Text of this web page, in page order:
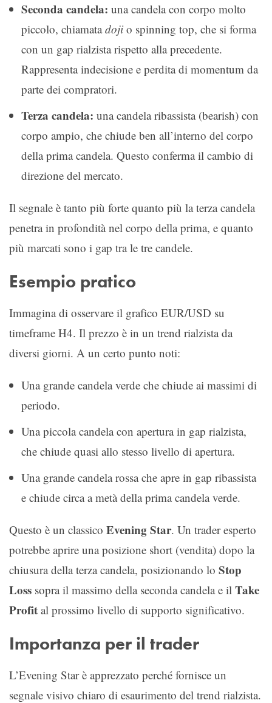
Seconda candela: una candela con corpo molto
piccolo, chiamatadoji o spinning top, che si forma
con un gap rialzista rispetto alla precedente.
Rappresenta indecisione e perdita di momentum da
parte dei compratori.
Terza candela: una candela ribassista (bearish) con
corpo ampio, che chiude ben all’interno del corpo
della prima candela. Questo conferma il cambio di
direzione del mercato.
Il segnale è tanto più forte quanto più la terza candela
penetra in profondità nel corpo della prima, e quanto
più marcati sono i gap tra le tre candele.
Esempio pratico
Immagina di osservare il grafico EUR/USD su
timeframe H4. Il prezzo è in un trend rialzista da
diversi giorni. A un certo punto noti:
Una grande candela verde che chiude ai massimi di
periodo.
Una piccola candela con apertura in gap rialzista,
che chiude quasi allo stesso livello di apertura.
Una grande candela rossa che apre in gap ribassista
e chiude circa a metà della prima candela verde.
Questo è un classico Evening Star. Un trader esperto
potrebbe aprire una posizione short (vendita) dopo la
chiusura della terza candela, posizionando lo Stop
Loss sopra il massimo della seconda candela e il Take
Profit al prossimo livello di supporto significativo.
Importanza per il trader
L’Evening Star è apprezzato perché fornisce un
segnale visivo chiaro di esaurimento del trend rialzista.